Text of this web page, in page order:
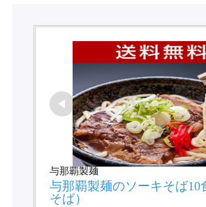
与那覇製麺
与那覇製麺のソーキそば10
そば）